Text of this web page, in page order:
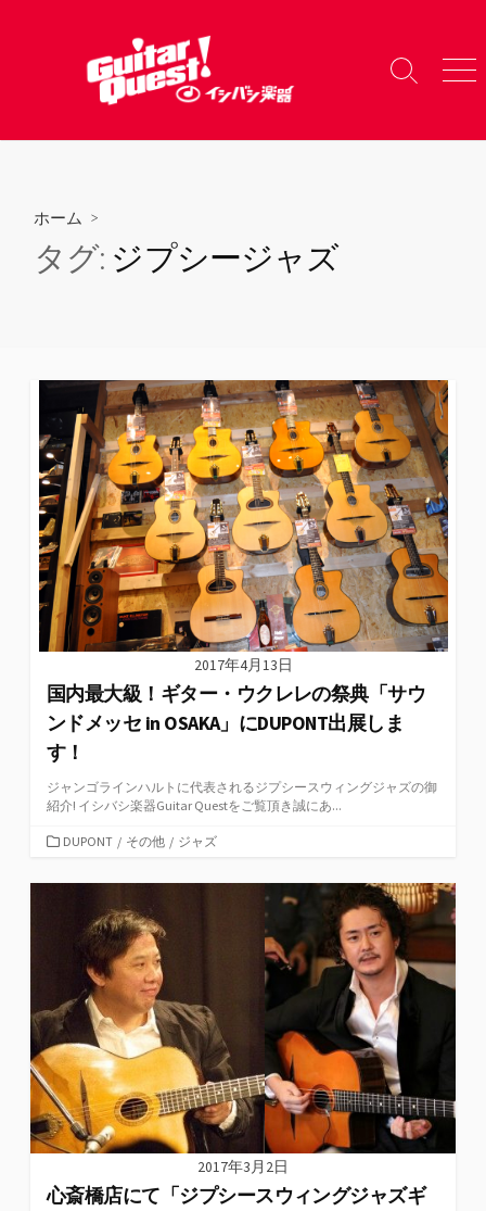
へ
検
り
メ
ー
ホーム >
タグ: ジプシージャズ
2017年4月13日
国内最大級！ギター・ウクレレの祭典「サウ
ンドメッセ in OSAKA」にDUPONT出展しま
す！
ジャンゴラインハルトに代表されるジプシースウィングジャズの御
紹介! イシバシ楽器Guitar Questをご覧頂き誠にあ...
カ
ゴ
DUPONT / その他 / ジャズ
2017年3月2日
心斎橋店にて「ジプシースウィングジャズギ